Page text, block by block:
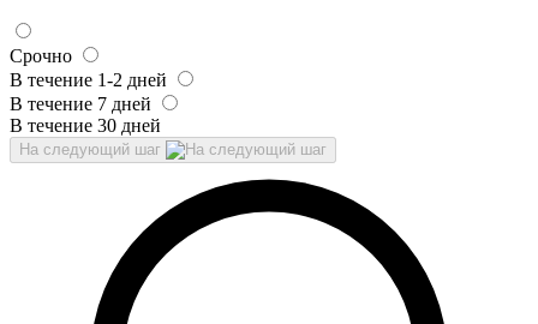
Срочно
В течение 1-2 дней
В течение 7 дней
В течение 30 дней
На следующий шаг